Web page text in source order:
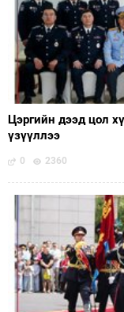
Цэргийн дээд цол
үзүүллээ
0 2360